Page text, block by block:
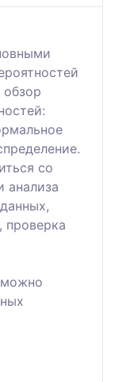
обзор
со
анализа
проверка
можно